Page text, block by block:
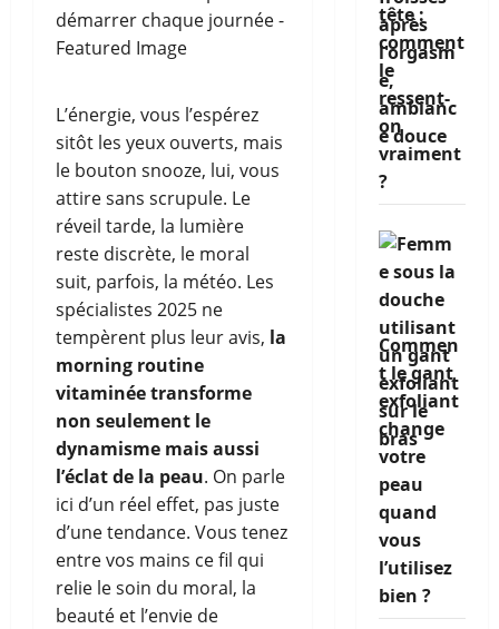
L’énergie, vous l’espérez
sitôt les yeux ouverts, mais
le bouton snooze, lui, vous
attire sans scrupule. Le
réveil tarde, la lumière
reste discrète, le moral
suit, parfois, la météo. Les
spécialistes 2025 ne
tempèrent plus leur avis, la
morning routine
vitaminée transforme
non seulement le
dynamisme mais aussi
l’éclat de la peau. On parle
ici d’un réel effet, pas juste
d’une tendance. Vous tenez
entre vos mains ce fil qui
relie le soin du moral, la
beauté et l’envie de
tête :
comment
le
ressent-
on
vraiment
?
Commen
t le gant
exfoliant
change
votre
peau
quand
vous
l’utilisez
bien ?